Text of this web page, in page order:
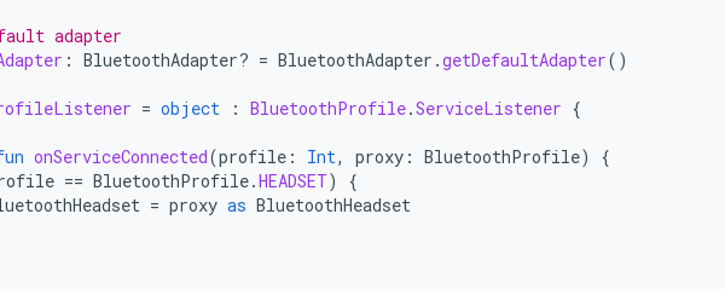
adapter
: BluetoothAdapter? = BluetoothAdapter .getDefaultAdapter()
= object : BluetoothProfile.ServiceListener {
onServiceConnected(profile : Int, proxy : BluetoothProfile)
{
== BluetoothProfile.HEADSET)
{
= proxy as BluetoothHeadset